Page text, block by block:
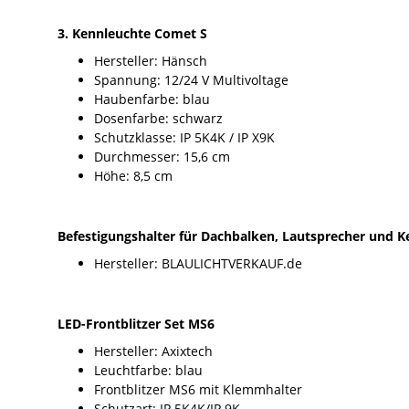
3. Kennleuchte Comet S
Hersteller: Hänsch
Spannung: 12/24 V Multivoltage
Haubenfarbe: blau
Dosenfarbe: schwarz
Schutzklasse: IP 5K4K / IP X9K
Durchmesser: 15,6 cm
Höhe: 8,5 cm
Befestigungshalter für Dachbalken, Lautsprecher und
Hersteller: BLAULICHTVERKAUF.de
LED-Frontblitzer Set MS6
Hersteller: Axixtech
Leuchtfarbe: blau
Frontblitzer MS6 mit Klemmhalter